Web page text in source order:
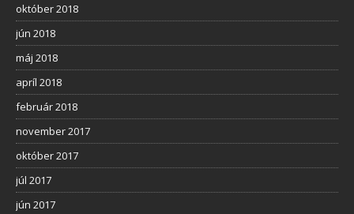
október 2018
jún 2018
máj 2018
apríl 2018
február 2018
november 2017
október 2017
júl 2017
jún 2017